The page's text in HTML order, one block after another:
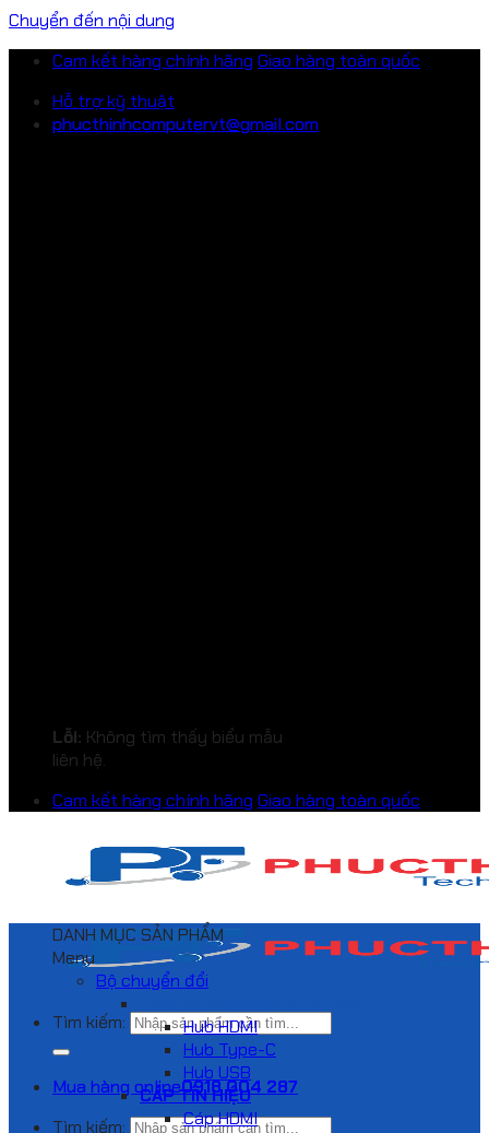
Chuyển đến nội dung
Cam kết hàng chính hãng Giao hàng toàn quốc
Hỗ trợ kỹ thuật
phucthinhcomputervt@gmail.com
Lỗi: Không tìm thấy biểu mẫu
liên hệ.
Cam kết hàng chính hãng Giao hàng toàn quốc
Tìm kiếm:
Mua hàng online0918 004 287
Tìm kiếm:
DANH MỤC SẢN PHẨM
Menu
Bộ chuyển đổi
Hub HDMI
Hub Type-C
Hub USB
CÁP TÍN HIỆU
Cáp HDMI